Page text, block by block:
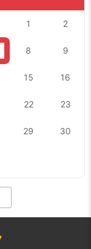
1 2
8 9
15 16
22 23
29 30